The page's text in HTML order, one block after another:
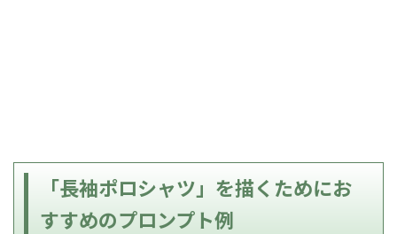
「長袖ポロシャツ」を描くためにお
すすめのプロンプト例